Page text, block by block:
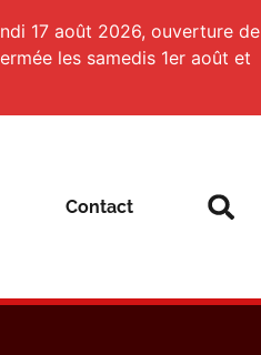
Contact
17 août 2026, ouverture de
les samedis 1er août et